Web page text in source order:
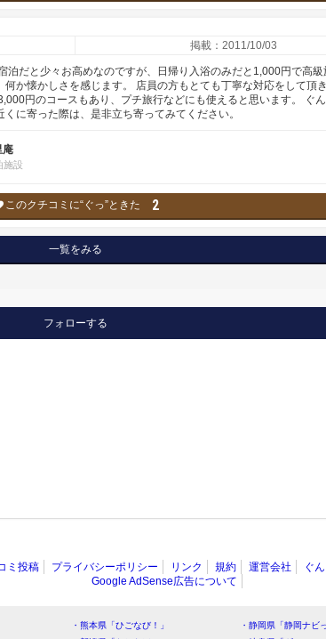
掲載：2011/10/03
泊だと少々お高めなのですが、日帰り入浴のみだと1,000円で高
か懐かしさを感じます。 店員の方もとても丁寧な対応をして頂
円のコースもあり、プチ旅行などにも使えると思います。 ぐ
に寄った際は、是非立ち寄ってみてください。
庵
施設
このクチコミに“ぐっ”ときた 2
一覧をみる
フォローする
ミ投稿 プライバシーポリシー リンク 規約 運営会社 ぐ
Google AdSense広告について
・熊本県「ひごなび！」 ・静岡県「静岡ナビ